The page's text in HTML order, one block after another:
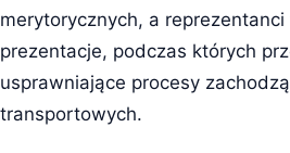
merytorycznych, a
prezentacje, podczas których
usprawniające procesy
transportowych.